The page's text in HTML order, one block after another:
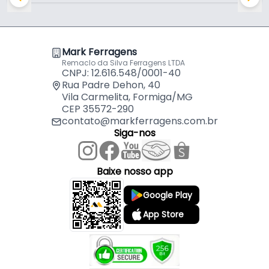
Mark Ferragens
Remaclo da Silva Ferragens LTDA
CNPJ: 12.616.548/0001-40
Rua Padre Dehon, 40
Vila Carmelita, Formiga/MG
CEP 35572-290
contato@markferragens.com.br
Siga-nos
Baixe nosso app
Google Play
App Store